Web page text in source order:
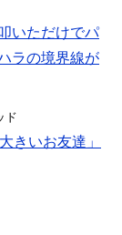
いただけでパ
ラの境界線が
ド
きいお友達」